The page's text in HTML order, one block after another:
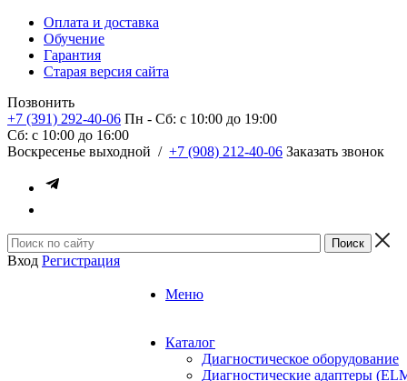
Оплата и доставка
Обучение
Гарантия
Старая версия сайта
Позвонить
+7 (391) 292-40-06 Пн - Сб: c 10:00 до 19:00
Сб: c 10:00 до 16:00
​Воскресенье выходной / +7 (908) 212-40-06 Заказать звонок
Вход Регистрация
Меню
Каталог
Диагностическое оборудование
Диагностические адаптеры